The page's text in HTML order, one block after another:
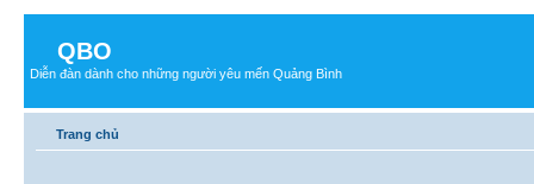
QBO
Diễn đàn dành cho những người yêu mến Quảng Bình
Trang chủ